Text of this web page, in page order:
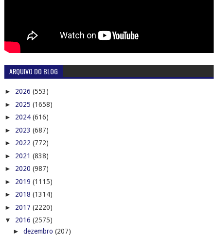
ARQUIVO DO BLOG
► 2026 (553)
► 2025 (1658)
► 2024 (616)
► 2023 (687)
► 2022 (772)
► 2021 (838)
► 2020 (987)
► 2019 (1115)
► 2018 (1314)
► 2017 (2220)
▼ 2016 (2575)
► dezembro (207)